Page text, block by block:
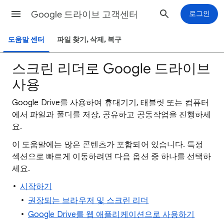
Google 드라이브 고객센터 로그인
도움말 센터 파일 찾기, 삭제, 복구
스크린 리더로 Google 드라이브
사용
Google Drive를 사용하여 휴대기기, 태블릿 또는 컴퓨터
에서 파일과 폴더를 저장, 공유하고 공동작업을 진행하세
요.
이 도움말에는 많은 콘텐츠가 포함되어 있습니다. 특정
섹션으로 빠르게 이동하려면 다음 옵션 중 하나를 선택하
세요.
시작하기
권장되는 브라우저 및 스크린 리더
Google Drive를 웹 애플리케이션으로 사용하기